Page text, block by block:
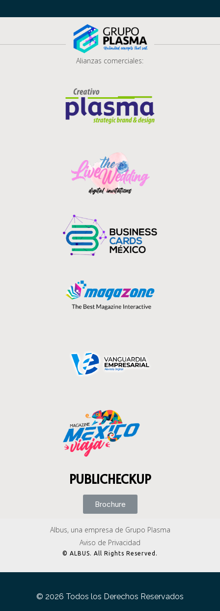
Alianzas comerciales:
PUBLICHECKUP
Brochure
Albus, una empresa de Grupo Plasma
Aviso de Privacidad
© ALBUS. All Rights Reserved.
© 2026 Todos los Derechos Reservados